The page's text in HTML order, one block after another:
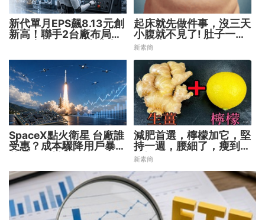
新代單月EPS飆8.13元創
新高！聯手2台廠布局機
起床就先做件事，沒三天
小腹就不見了! 肚子一天
天變小！
新素簡
SpaceX點火衛星 台廠誰
受惠？成本驟降用戶暴增
減肥首選，檸檬加它，堅
持一週，腰細了，瘦到你
懷疑人生
新素簡